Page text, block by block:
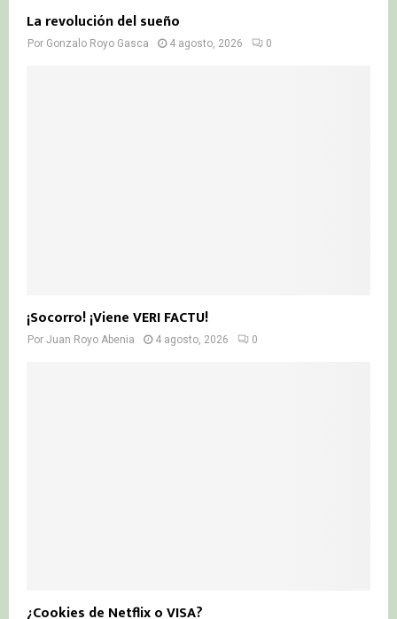
La revolución del sueño
Por Gonzalo Royo Gasca 4 agosto, 2026 0
¡Socorro! ¡Viene VERI FACTU!
Por Juan Royo Abenia 4 agosto, 2026 0
¿Cookies de Netflix o VISA?